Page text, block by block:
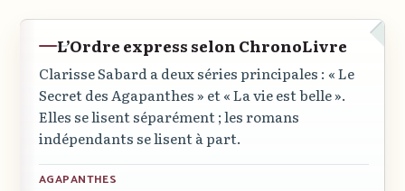
L’Ordre express selon ChronoLivre
Clarisse Sabard a deux séries principales : « Le
Secret des Agapanthes » et« La vie est belle ».
Elles se lisent séparément ; les romans
indépendants se lisent à part.
AGAPANTHES